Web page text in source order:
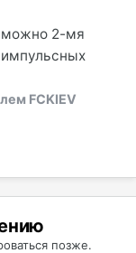
можно 2-мя
FCKIEV
позже.